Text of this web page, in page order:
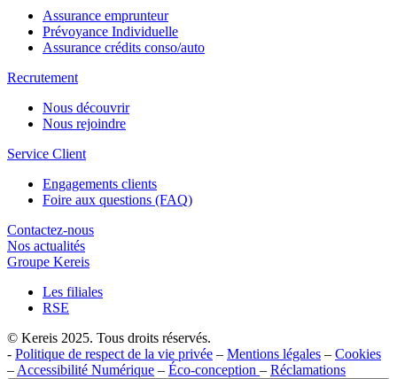
Assurance emprunteur
Prévoyance Individuelle
Assurance crédits conso/auto
Recrutement
Nous découvrir
Nous rejoindre
Service Client
Engagements clients
Foire aux questions (FAQ)
Contactez-nous
Nos actualités
Groupe Kereis
Les filiales
RSE
© Kereis 2025. Tous droits réservés.
- Politique de respect de la vie privée – Mentions légales – Cookies
– Accessibilité Numérique – Éco-conception – Réclamations